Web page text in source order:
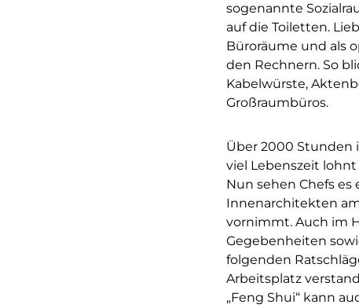
sogenannte
auf die Toiletten.
Büroräume und als
den Rechnern. So
Kabelwürste,
Großraumbüros.
Über 2000 Stunden
viel Lebenszeit lohnt
Nun sehen Chefs
Innenarchitekten
vornimmt. Auch im
Gegebenheiten
folgenden
Arbeitsplatz
„Feng Shui“ kann